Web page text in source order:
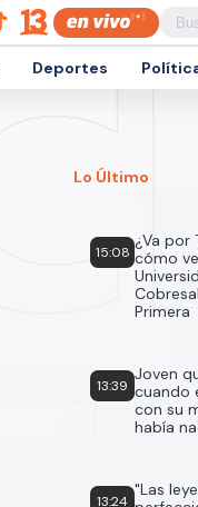
Deportes
Lo Último
15:08
¿Va por
cómo
Primera
13:39
Joven
cuando
con su
había
13:24
"Las